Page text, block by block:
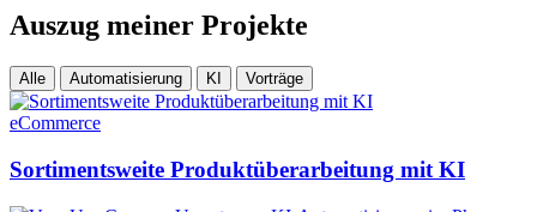
Auszug meiner Projekte
Alle Automatisierung KI Vorträge
eCommerce
Sortimentsweite Produktüberarbeitung mit KI